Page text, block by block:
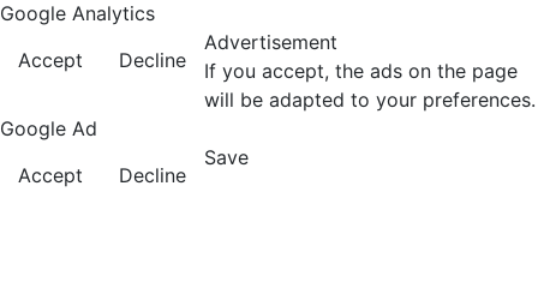
Google Analytics
Accept
Decline
Advertisement
If you accept, the ads on the page
will be adapted to your preferences.
Google Ad
Accept
Decline
Save